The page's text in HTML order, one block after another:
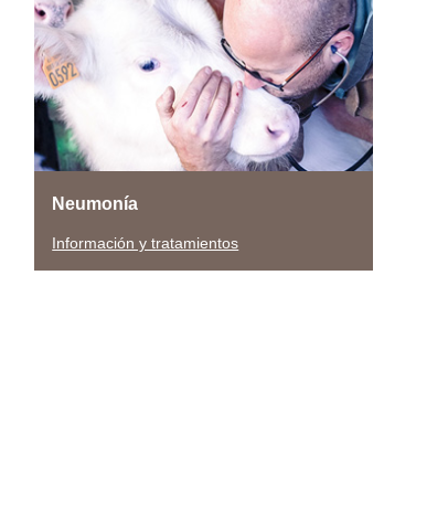
Neumonía
Información y tratamientos